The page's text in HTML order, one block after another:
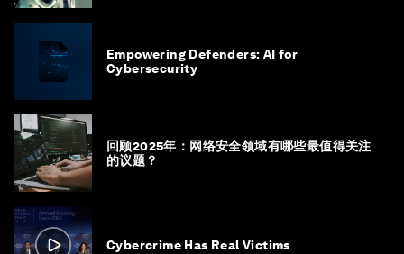
Empowering Defenders: AI for
Cybersecurity
回顾2025年：网络安全领域有哪些最值得关注
的议题？
Cybercrime Has Real Victims